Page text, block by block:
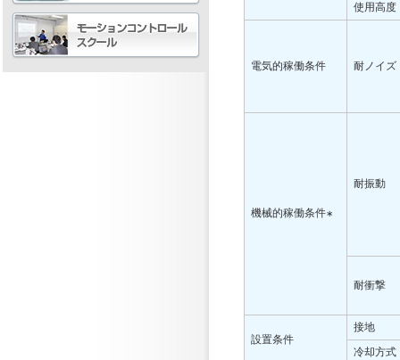
使用高度
電気的稼働条件 耐ノイズ
機械的稼働条件∗
耐振動
耐衝撃
設置条件
接地
冷却方式